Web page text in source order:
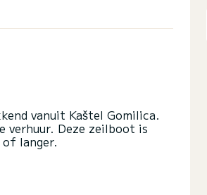
vanuit Kaštel Gomilica.
verhuur. Deze zeilboot is
of langer.
uitzonderlijke vakantie op